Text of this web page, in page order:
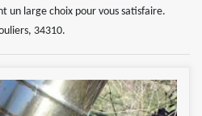
un large choix pour vous satisfaire.
34310.